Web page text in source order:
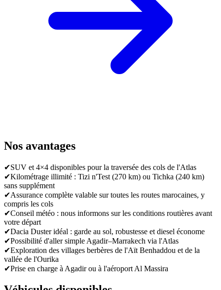
Nos avantages
✔SUV et 4×4 disponibles pour la traversée des cols de l'Atlas
✔Kilométrage illimité : Tizi n'Test (270 km) ou Tichka (240 km)
sans supplément
✔Assurance complète valable sur toutes les routes marocaines, y
compris les cols
✔Conseil météo : nous informons sur les conditions routières avant
votre départ
✔Dacia Duster idéal : garde au sol, robustesse et diesel économe
✔Possibilité d'aller simple Agadir–Marrakech via l'Atlas
✔Exploration des villages berbères de l'Aït Benhaddou et de la
vallée de l'Ourika
✔Prise en charge à Agadir ou à l'aéroport Al Massira